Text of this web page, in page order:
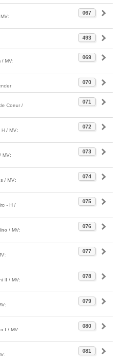
067
493
069
/ MV:
070
071
Coeur /
072
/ MV:
073
MV:
074
/ MV:
075
- H /
076
/ MV:
077
078
II / MV:
079
080
I / MV:
081